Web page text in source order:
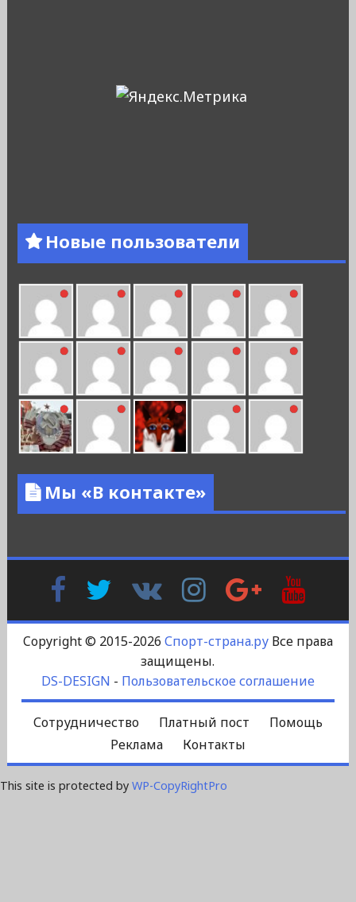
Новые пользователи
Мы «В контакте»
FacebookTwitter
Контакте
InstagramGoogle
Plus
Copyright © 2015-2026 Спорт-страна.руВсе права
защищены.
DS-DESIGN - Пользовательское соглашение
Сотрудничество Платный пост
Помощь
Реклама
Контакты
This site is protected by WP-CopyRightPro